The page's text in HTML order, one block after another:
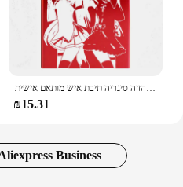
אנימציה אנימה נגזרים שחור אדום דק דק קופסא סיגריות לנשים מתכת אלומיניום סגסוגת הזזה סיגריה תיבת איש מותאם אישית
₪15.31
Business